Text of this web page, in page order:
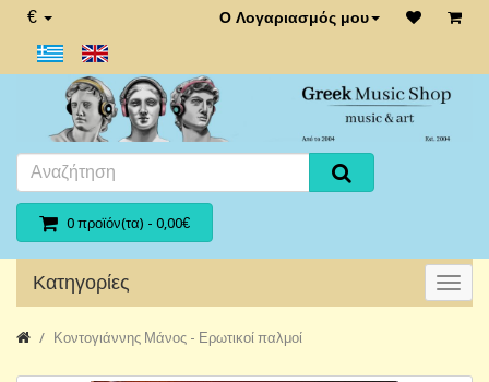
€ Ο Λογαριασμός μου
0 προϊόν(τα) - 0,00€
Κατηγορίες
Κοντογιάννης Μάνος - Ερωτικοί παλμοί